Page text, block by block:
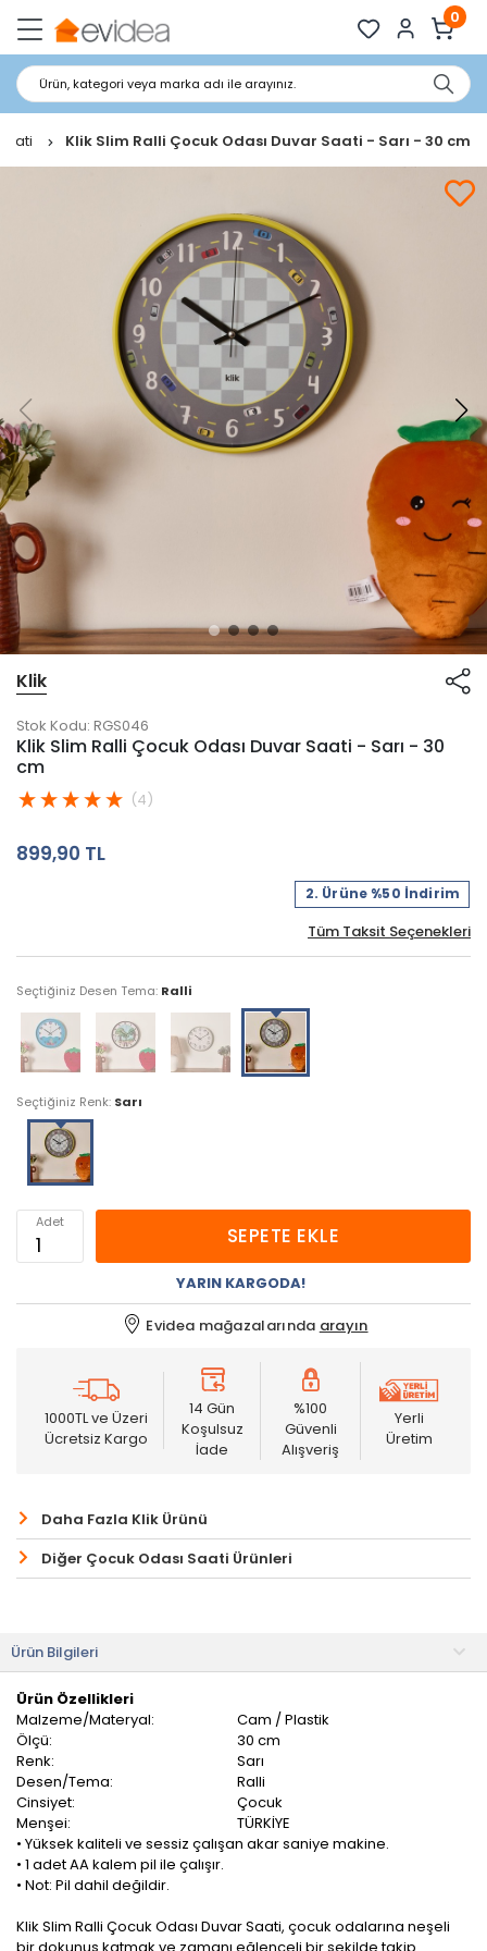
0
Ürün, kategori veya marka adı ile arayınız.
Klik Slim Ralli Çocuk Odası Duvar Saati - Sarı - 30 cm
Klik
Stok Kodu: RGS046
Klik Slim Ralli Çocuk Odası Duvar Saati - Sarı - 30
cm
(4)
899,90 TL
2. Ürüne %50 İndirim
Tüm Taksit Seçenekleri
Seçtiğiniz Desen Tema: Ralli
Seçtiğiniz Renk: Sarı
Adet
SEPETE EKLE
YARIN KARGODA!
Evidea mağazalarında arayın
1000TL ve Üzeri
Ücretsiz Kargo
14 Gün
Koşulsuz
İade
%100
Güvenli
Alışveriş
Yerli
Üretim
Daha Fazla Klik Ürünü
Diğer Çocuk Odası Saati Ürünleri
Ürün Bilgileri
Ürün Özellikleri
Malzeme/Materyal:
Cam / Plastik
Ölçü:
30 cm
Renk:
Sarı
Desen/Tema:
Ralli
Cinsiyet:
Çocuk
Menşei:
TÜRKİYE
• Yüksek kaliteli ve sessiz çalışan akar saniye makine.
• 1 adet AA kalem pil ile çalışır.
• Not: Pil dahil değildir.
Klik Slim Ralli Çocuk Odası Duvar Saati, çocuk odalarına neşeli
bir dokunuş katmak ve zamanı eğlenceli bir şekilde takip